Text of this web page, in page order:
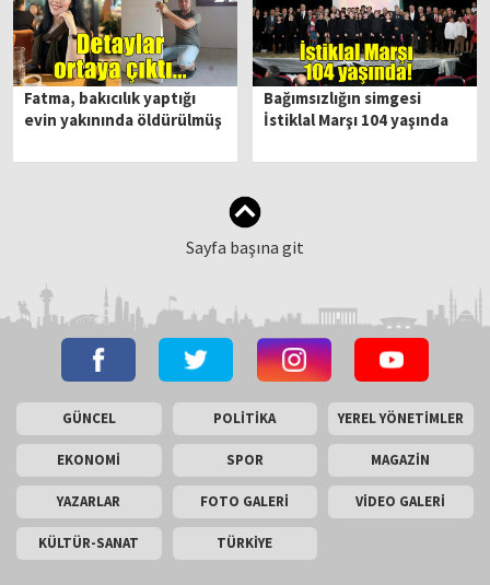
Fatma, bakıcılık yaptığı
evin yakınında öldürülmüş
Bağımsızlığın simgesi
İstiklal Marşı 104 yaşında
Sayfa başına git
GÜNCEL POLİTİKA YEREL YÖNETİMLER
EKONOMİ SPOR MAGAZİN
YAZARLAR FOTO GALERİ VİDEO GALERİ
KÜLTÜR-SANAT TÜRKİYE